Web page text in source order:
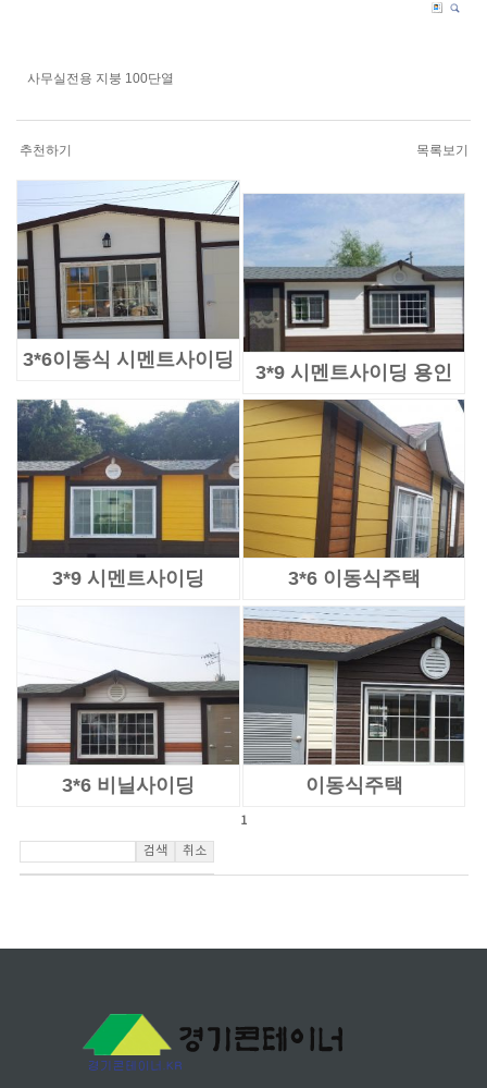
사무실전용 지붕 100단열
추천하기 목록보기
3*6이동식 시멘트사이딩
3*9 시멘트사이딩 용인
3*9 시멘트사이딩 3*6 이동식주택
3*6 비닐사이딩 이동식주택
1